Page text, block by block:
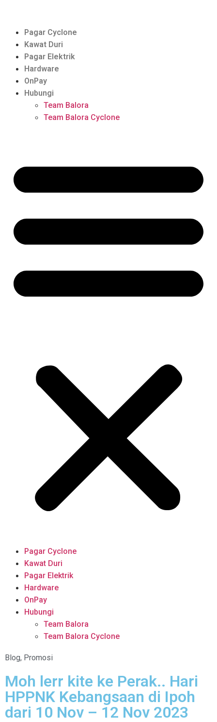
Pagar Cyclone
Kawat Duri
Pagar Elektrik
Hardware
OnPay
Hubungi
Team Balora
Team Balora Cyclone
Pagar Cyclone
Kawat Duri
Pagar Elektrik
Hardware
OnPay
Hubungi
Team Balora
Team Balora Cyclone
Blog, Promosi
Moh lerr kite ke Perak.. Hari
HPPNK Kebangsaan di Ipoh
dari 10 Nov – 12 Nov 2023